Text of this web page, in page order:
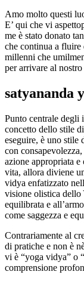
Amo molto questi
E’ qui che vi
me è stato donato
che continua a
millenni che
per arrivare al
satyananda
Punto centrale degli
concetto dello stile
eseguire, è uno stile
con
azione appropriata
vita, allora diviene
vidya enfatizzato
visione olistica dello
equilibrata e
come saggezza e
Contrariamente al
di pratiche e non è
vi è “yoga vidya” o
comprensione